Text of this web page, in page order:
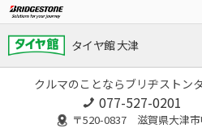
タイヤ館 大津
クルマのことならブリヂストン
077-527-0201
〒520-0837 滋賀県大津市